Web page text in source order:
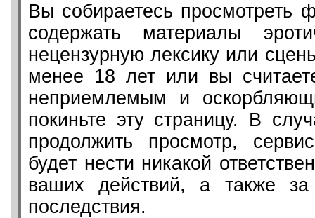
Вы собираетесь просмотреть
содержать материалы
нецензурную лексику или
менее 18 лет или вы
неприемлемым и
покиньте эту страницу. В
продолжить просмотр,
будет нести никакой
ваших действий, а также
последствия.